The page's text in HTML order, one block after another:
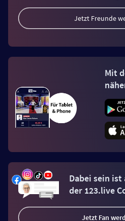
Jetzt Freunde
Mit
Dabei sein ist
der 123.live
Jetzt Fan